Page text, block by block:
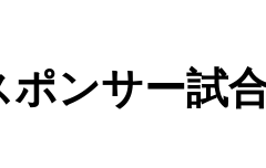
ポンサー試